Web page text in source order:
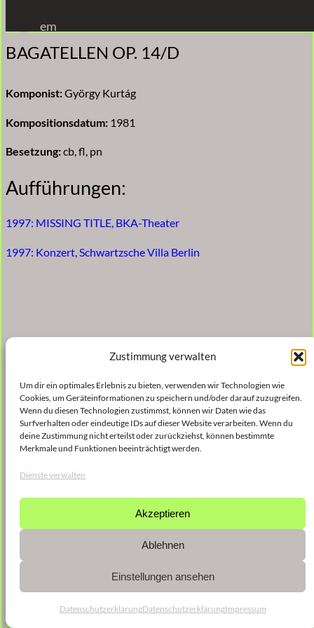
Zustimmung verwalten
Um dir ein optimales Erlebnis zu bieten, verwenden wir Technologien wie
Cookies, um Geräteinformationen zu speichern und/oder darauf zuzugreifen.
Wenn du diesen Technologien zustimmst, können wir Daten wie das
Surfverhalten oder eindeutige IDs auf dieser Website verarbeiten. Wenn du
deine Zustimmung nicht erteilst oder zurückziehst, können bestimmte
Merkmale und Funktionen beeinträchtigt werden.
Dienste verwalten
Akzeptieren
Ablehnen
Einstellungen ansehen
DatenschutzerklärungDatenschutzerklärungImpressum
Inhalt
springen
em
BAGATELLEN OP. 14/D
Komponist:György Kurtág
Kompositionsdatum: 1981
Besetzung:cb, fl, pn
Aufführungen:
1997: MISSING TITLE, BKA-Theater
1997: Konzert, Schwartzsche Villa Berlin